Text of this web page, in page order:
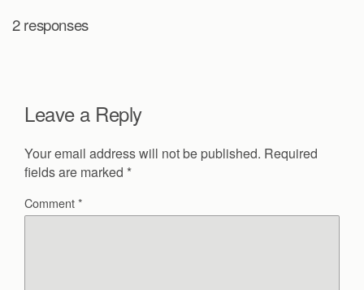
2 responses
Leave a Reply
Your email address will not be published. Required
fields are marked *
Comment*